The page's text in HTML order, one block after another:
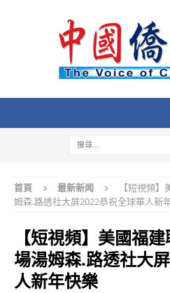
首頁 最新新闻
【短視頻
姆森.路透社大屏2022恭祝全球華人新
【短視頻】美國福
場湯姆森.路透社大
人新年快樂